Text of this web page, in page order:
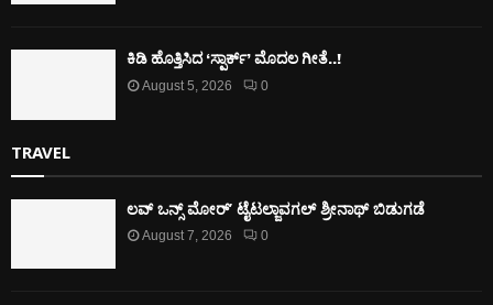
ಕಿಡಿ‌‌ ಹೊತ್ತಿಸಿದ ‘ಸ್ಪಾರ್ಕ್’ ಮೊದಲ‌ ಗೀತೆ..!
August 5, 2026 0
TRAVEL
ಲವ್ ಒನ್ಸ್ ಮೋರ್’ ಟೈಟಲ್ಜಾವಗಲ್ ಶ್ರೀನಾಥ್ ಬಿಡುಗಡೆ
August 7, 2026 0